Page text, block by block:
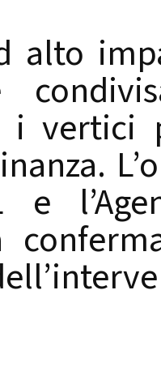
alto
i vertici
e